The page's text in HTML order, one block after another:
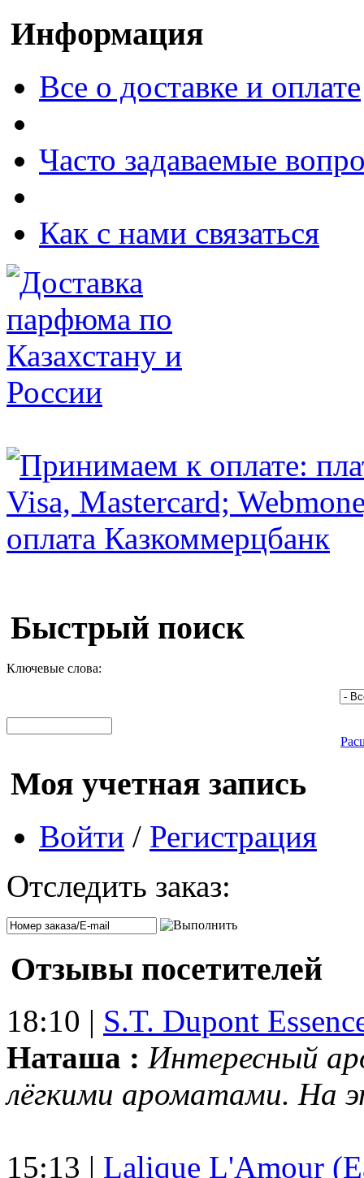
Информация
Все о доставке и оплате
Часто задаваемые
Как с нами связаться
Быстрый поиск
Ключевые слова:
Моя учетная запись
Войти / Регистрация
Отследить заказ:
Отзывы посетителей
18:10 | S.T. Dupont
Наташа : Интересный
лёгкими ароматами. На
15:13 | Lalique L'Amour